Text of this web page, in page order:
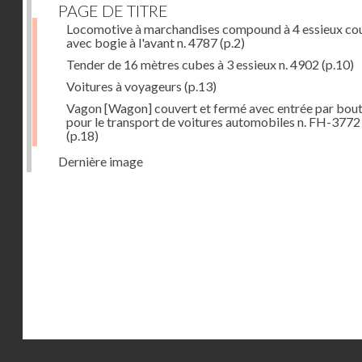
PAGE DE TITRE
Locomotive à marchandises compound à 4 essieux
avec bogie à l'avant n. 4787(p.2)
Tender de 16 mètres cubes à 3 essieux n. 4902 (p.10)
Voitures à voyageurs (p.13)
Vagon [Wagon] couvert et fermé avec entrée par
pour le transport de voitures automobiles n. FH-3772
(p.18)
Dernière image